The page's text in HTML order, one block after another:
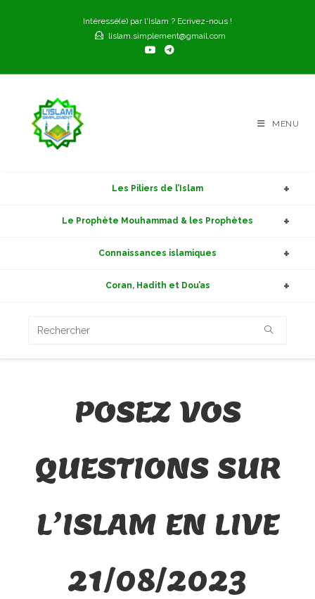
Intéressé(e) par l'Islam ? Ecrivez-nous !
lislam.simplement@gmail.com
MENU
Les Piliers de l’Islam
Le Prophète Mouhammad & les Prophètes
Connaissances islamiques
Coran, Hadith et Dou’as
POSEZ VOS
QUESTIONS SUR
L’ISLAM EN LIVE
21/08/2023